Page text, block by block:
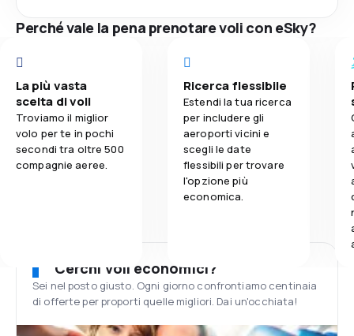
Perché vale la pena prenotare voli con eSky?
La più vasta
scelta di voli
Troviamo il miglior
volo per te in pochi
secondi tra oltre 500
compagnie aeree.
Ricerca flessibile
Estendi la tua ricerca
per includere gli
aeroporti vicini e
scegli le date
flessibili per trovare
l'opzione più
economica.
Cerchi voli economici?
Sei nel posto giusto. Ogni giorno confrontiamo centinaia
di offerte per proporti quelle migliori. Dai un'occhiata!